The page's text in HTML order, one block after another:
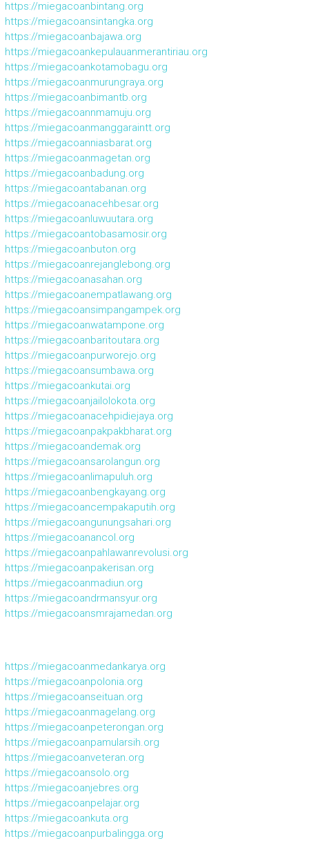
https://miegacoanbintang.org
https://miegacoansintangka.org
https://miegacoanbajawa.org
https://miegacoankepulauanmerantiriau.org
https://miegacoankotamobagu.org
https://miegacoanmurungraya.org
https://miegacoanbimantb.org
https://miegacoannmamuju.org
https://miegacoanmanggaraintt.org
https://miegacoanniasbarat.org
https://miegacoanmagetan.org
https://miegacoanbadung.org
https://miegacoantabanan.org
https://miegacoanacehbesar.org
https://miegacoanluwuutara.org
https://miegacoantobasamosir.org
https://miegacoanbuton.org
https://miegacoanrejanglebong.org
https://miegacoanasahan.org
https://miegacoanempatlawang.org
https://miegacoansimpangampek.org
https://miegacoanwatampone.org
https://miegacoanbaritoutara.org
https://miegacoanpurworejo.org
https://miegacoansumbawa.org
https://miegacoankutai.org
https://miegacoanjailolokota.org
https://miegacoanacehpidiejaya.org
https://miegacoanpakpakbharat.org
https://miegacoandemak.org
https://miegacoansarolangun.org
https://miegacoanlimapuluh.org
https://miegacoanbengkayang.org
https://miegacoancempakaputih.org
https://miegacoangunungsahari.org
https://miegacoanancol.org
https://miegacoanpahlawanrevolusi.org
https://miegacoanpakerisan.org
https://miegacoanmadiun.org
https://miegacoandrmansyur.org
https://miegacoansmrajamedan.org
https://miegacoanmedankarya.org
https://miegacoanpolonia.org
https://miegacoanseituan.org
https://miegacoanmagelang.org
https://miegacoanpeterongan.org
https://miegacoanpamularsih.org
https://miegacoanveteran.org
https://miegacoansolo.org
https://miegacoanjebres.org
https://miegacoanpelajar.org
https://miegacoankuta.org
https://miegacoanpurbalingga.org